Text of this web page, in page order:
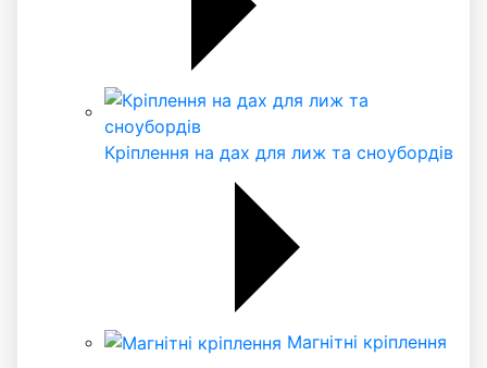
Кріплення на дах для лиж та сноубордів
Магнітні кріплення